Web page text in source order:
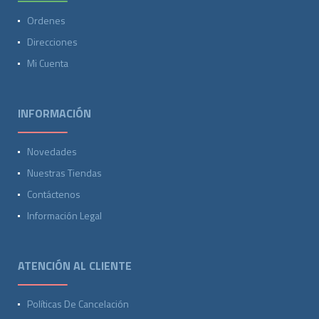
Ordenes
Direcciones
Mi Cuenta
INFORMACIÓN
Novedades
Nuestras Tiendas
Contáctenos
Información Legal
ATENCIÓN AL CLIENTE
Políticas De Cancelación